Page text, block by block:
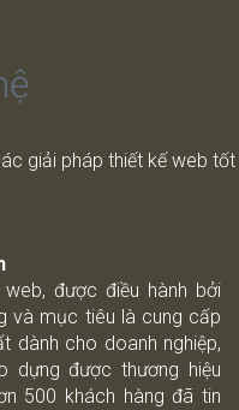
giải pháp thiết kế web tốt
được điều hành bởi
và mục tiêu là cung cấp
dành cho doanh nghiệp,
dựng được thương hiệu
500 khách hàng đã tin